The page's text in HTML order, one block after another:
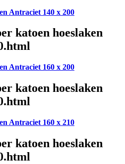
Antraciet 140 x 200
katoen hoeslaken
Antraciet 160 x 200
katoen hoeslaken
Antraciet 160 x 210
katoen hoeslaken